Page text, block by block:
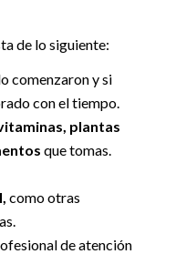
de lo siguiente:
comenzaron y si
con el tiempo.
plantas
que tomas.
como otras
de atención